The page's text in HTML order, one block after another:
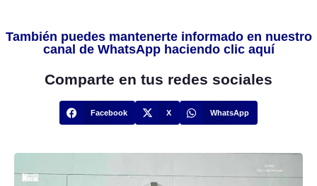
También puedes mantenerte informado en nuestro
canal de WhatsApp haciendo clic aquí
Comparte en tus redes sociales
Facebook X WhatsApp